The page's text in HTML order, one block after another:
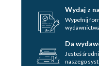
Wydaj z
Wypełnij
Da
Jesteś
naszego